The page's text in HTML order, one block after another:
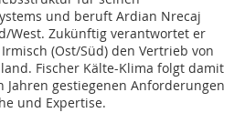
und beruft Ardian Nrecaj
West. Zukünftig verantwortet er
(Ost/Süd) den Vertrieb von
Fischer Kälte-Klima folgt damit
Jahren gestiegenen Anforderungen
und Expertise.